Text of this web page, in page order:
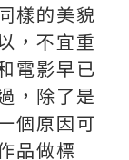
樣的美貌
，不宜重
電影早已
，除了是
個原因可
品做標